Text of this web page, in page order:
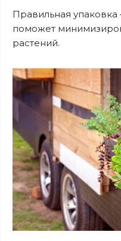
Правильная
поможет
растений.